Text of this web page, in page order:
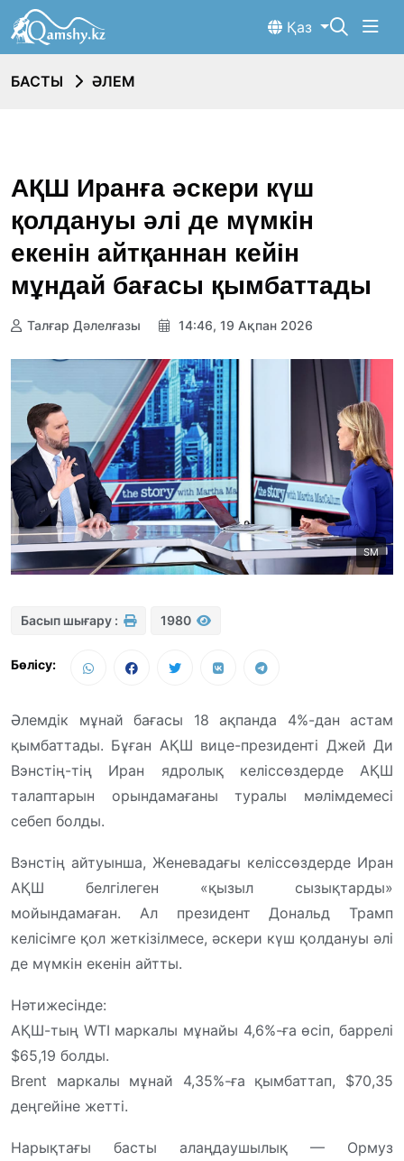
Қаз
БАСТЫ ӘЛЕМ
АҚШ Иранға әскери күш
қолдануы әлі де мүмкін
екенін айтқаннан кейін
мұндай бағасы қымбаттады
Талғар Дәлелғазы 14:46, 19 Ақпан 2026
SM
Басып шығару : 1980
Бөлісу:
Әлемдік мұнай бағасы 18 ақпанда 4%-дан астам
қымбаттады. Бұған АҚШ вице-президенті Джей Ди
Вэнстің-тің Иран ядролық келіссөздерде АҚШ
талаптарын орындамағаны туралы мәлімдемесі
себеп болды.
Вэнстің айтуынша, Женевадағы келіссөздерде Иран
АҚШ белгілеген «қызыл сызықтарды»
мойындамаған. Ал президент Дональд Трамп
келісімге қол жеткізілмесе, әскери күш қолдануы әлі
де мүмкін екенін айтты.
Нәтижесінде:
АҚШ-тың WTI маркалы мұнайы 4,6%-ға өсіп, баррелі
$65,19 болды.
Brent маркалы мұнай 4,35%-ға қымбаттап, $70,35
деңгейіне жетті.
Нарықтағы басты алаңдаушылық — Ормуз